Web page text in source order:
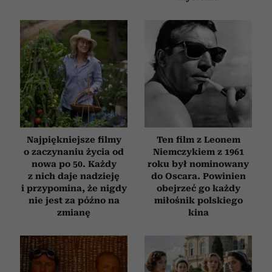
Najpiękniejsze filmy
o zaczynaniu życia od
nowa po 50. Każdy
z nich daje nadzieję
i przypomina, że nigdy
nie jest za późno na
zmianę
Ten film z Leonem
Niemczykiem z 1961
roku był nominowany
do Oscara. Powinien
obejrzeć go każdy
miłośnik polskiego
kina